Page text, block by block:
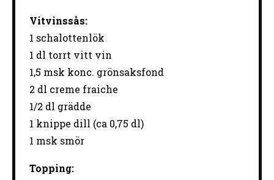
Vitvinssås:
1 schalottenlök
1 dl torrt vitt vin
1,5 msk konc. grönsaksfond
2 dl creme fraiche
1/2 dl grädde
1 knippe dill (ca 0,75 dl)
1 msk smör
Topping: